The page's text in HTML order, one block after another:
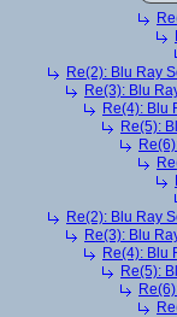
Re(2): Blu Ray
Re(3): Blu
Re(4): Blu
Re(5):
Re(2): Blu Ray
Re(3): Blu
Re(4): Blu
Re(5):